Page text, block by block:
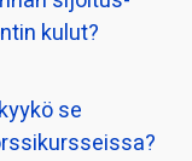
kulut?
se